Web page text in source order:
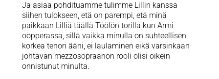
Ja asiaa pohdituamme tulimme Lillin kanssa
siihen tulokseen, etä on parempi, etä minä
paikkaan Lilliä täällä Töölön torilla kun Armi
oopperassa, sillä vaikka minulla on suhteellisen
korkea tenori ääni, ei laulaminen eikä varsinkaan
johtavan mezzosopraanon rooli olisi oikein
onnistunut minulta.